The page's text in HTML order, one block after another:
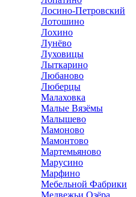
Лосино-Петровский
Лотошино
Лохино
Лунёво
Луховицы
Лыткарино
Любаново
Люберцы
Малаховка
Малые Вязёмы
Малышево
Мамоново
Мамонтово
Мартемьяново
Марусино
Марфино
Мебельной Фабрики
Медвежьи Озёра